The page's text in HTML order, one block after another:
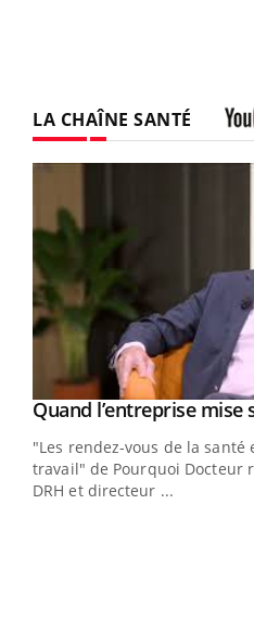
LA CHAÎNE SANTÉ
Youtube
Quand l’entreprise
"Les rendez-vous de la
travail" de Pourquoi Docteur
DRH et directeur ...